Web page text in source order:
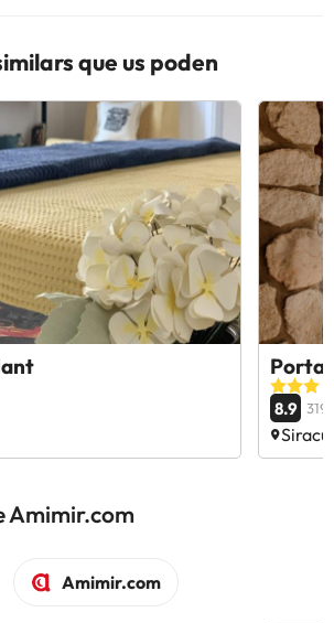
que us poden
Porta
8.9 319
Amimir.com
Amimir.com